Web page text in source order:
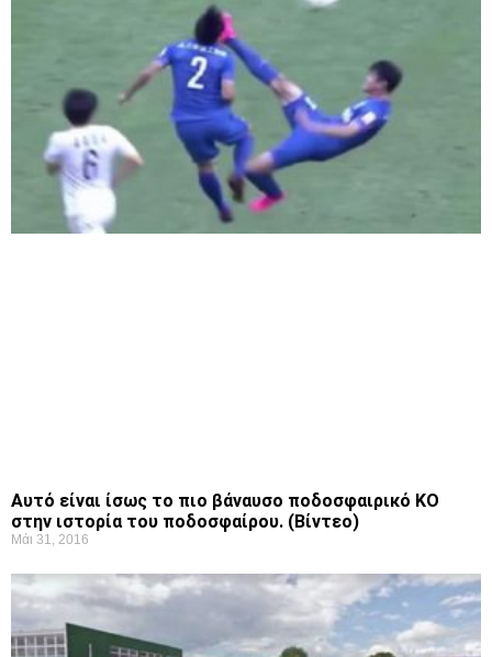
Αυτό είναι ίσως το πιο βάναυσο ποδοσφαιρικό KO
στην ιστορία του ποδοσφαίρου. (Βίντεο)
Μάι 31, 2016